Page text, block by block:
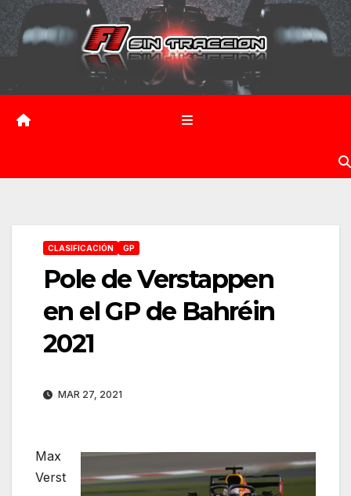
Saltar
contenido
CLASIFICACIÓN GP
Pole de Verstappen
en el GP de Bahréin
2021
MAR 27, 2021
Max
Verst